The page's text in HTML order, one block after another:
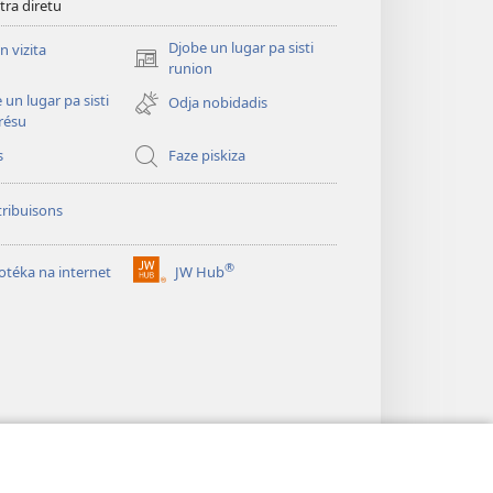
diretu
vizita
Djobe un lugar pa sisti
runion
(abri
un
janéla
un lugar pa sisti
Odja nobidadis
Faze piskiza
na internet JW Hub®
(abri